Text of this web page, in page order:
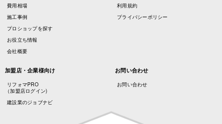
費用相場
施工事例
プロショップを探す
お役立ち情報
会社概要
利用規約
プライバシーポリシー
加盟店・企業様向け
リフォマPRO
（加盟店ログイン)
建設業のジョブナビ
お問い合わせ
お問い合わせ